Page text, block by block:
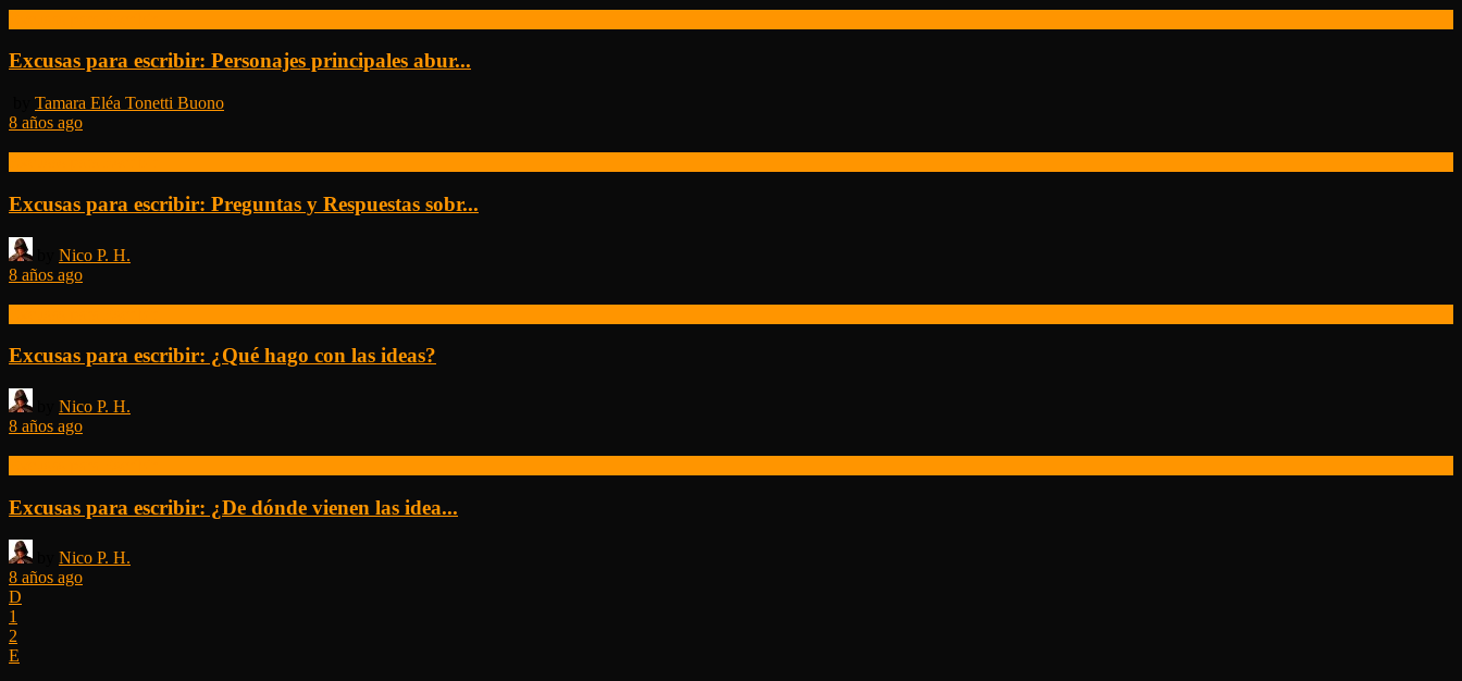
Excusas para escribir: Personajes principales abur...
Tamara Eléa Tonetti Buono
8 años ago
Excusas para escribir: Preguntas y Respuestas sobr...
Nico P. H.
8 años ago
Excusas para escribir: ¿Qué hago con las ideas?
Nico P. H.
8 años ago
Excusas para escribir: ¿De dónde vienen las idea...
Nico P. H.
8 años ago
1
2